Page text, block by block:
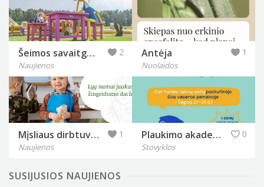
Šeimos savaitgalis Anykščiuose keičiasi: „Labi parkas“ pristato naujieną, kurios laukė lankytojai
Naujienos
2 Antėja
Nuolaidos
1
Mįsliaus dirbtuvės
Naujienos
1 Plaukimo akademija Banga
Stovyklos
0
SUSIJUSIOS NAUJIENOS